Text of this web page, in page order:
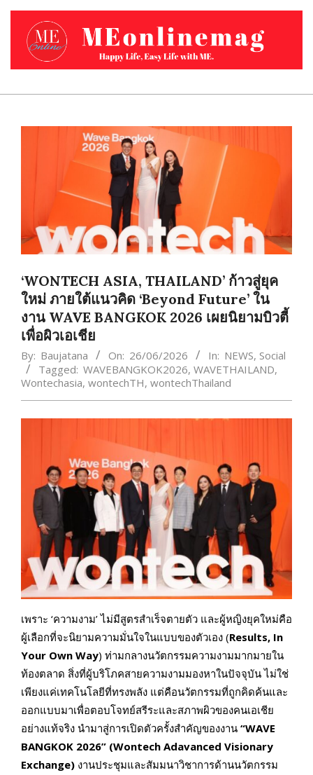
Skip
content
Primary
‘WONTECH ASIA, THAILAND’ ก้าวสู่ยุค
ใหม่ ภายใต้แนวคิด ‘Beyond Future’ ใน
งาน WAVE BANGKOK 2026 เผยนิยามบิวตี้
เพื่อผิวเอเชีย
By: Baujatana On: 26/06/2026 In: NEWS, Social
Tagged: WAVEBANGKOK2026, WAVETHAILAND,
Wontechasia, wontechTH, wontechThailand
เพราะ ‘ความงาม’ ไม่มีสูตรสำเร็จตายตัว และผู้หญิงยุคใหม่คือ
ผู้เลือกที่จะนิยามความมั่นใจในแบบของตัวเอง (Results, In
Your Own Way) ท่ามกลางนวัตกรรมความงามมากมายใน
ท้องตลาด สิ่งที่ผู้บริโภคสายความงามมองหาในปัจจุบัน ไม่ใช่
เพียงแค่เทคโนโลยีที่ทรงพลัง แต่คือนวัตกรรมที่ถูกคิดค้นและ
ออกแบบมาเพื่อตอบโจทย์สรีระและสภาพผิวของคนเอเชีย
อย่างแท้จริง นำมาสู่การเปิดตัวครั้งสำคัญของงาน “WAVE
BANGKOK 2026” (Wontech Adavanced Visionary
Exchange) งานประชุมและสัมมนาวิชาการด้านนวัตกรรม